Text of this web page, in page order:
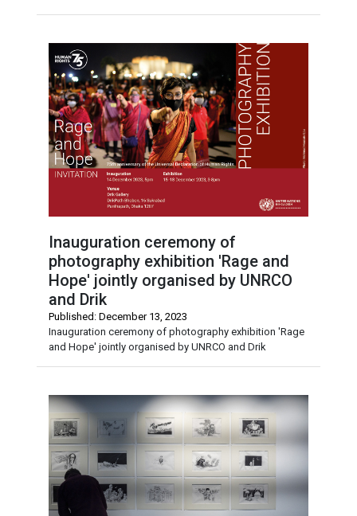
Inauguration ceremony of
photography exhibition 'Rage and
Hope' jointly organised by UNRCO
and Drik
Published: December 13, 2023
Inauguration ceremony of photography exhibition 'Rage
and Hope' jointly organised by UNRCO and Drik